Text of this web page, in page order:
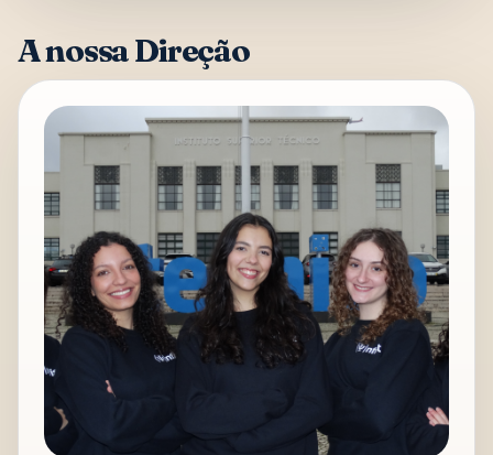
A nossa Direção